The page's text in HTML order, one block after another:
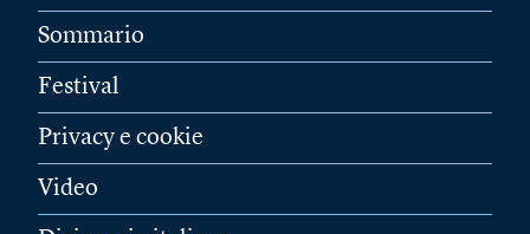
Sommario
Festival
Privacy e cookie
Video